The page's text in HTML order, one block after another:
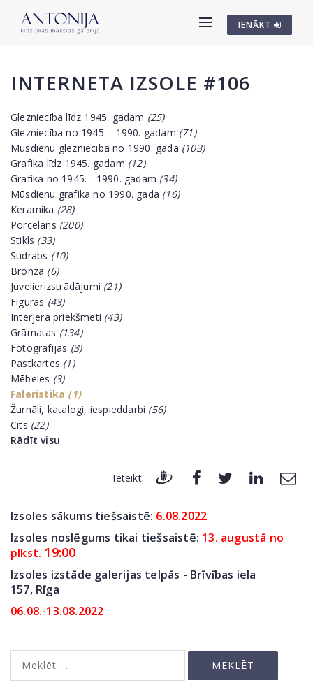
IENĀKT
INTERNETA IZSOLE #106
Glezniecība līdz 1945. gadam (25)
Glezniecība no 1945. - 1990. gadam (71)
Mūsdienu glezniecība no 1990. gada (103)
Grafika līdz 1945. gadam (12)
Grafika no 1945. - 1990. gadam (34)
Mūsdienu grafika no 1990. gada (16)
Keramika (28)
Porcelāns (200)
Stikls (33)
Sudrabs (10)
Bronza (6)
Juvelierizstrādājumi (21)
Figūras (43)
Interjera priekšmeti (43)
Grāmatas (134)
Fotogrāfijas (3)
Pastkartes (1)
Mēbeles (3)
Faleristika (1)
Žurnāli, katalogi, iespieddarbi (56)
Cits (22)
Rādīt visu
Ieteikt:
Izsoles sākums tiešsaistē: 6.08.2022
Izsoles noslēgums tikai tiešsaistē: 13. augustā no
plkst. 19:00
Izsoles izstāde galerijas telpās - Brīvības iela
157, Rīga
06.08.-13.08.2022